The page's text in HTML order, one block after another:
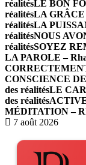
réalitésLE BON
réalitésLA GRÂCE
réalitésLA
réalitésNOUS
réalitésSOYEZ
LA PAROLE –
CONSCIENCE
des réalitésLE
des réalités
MÉDITATION –
7 août 2026